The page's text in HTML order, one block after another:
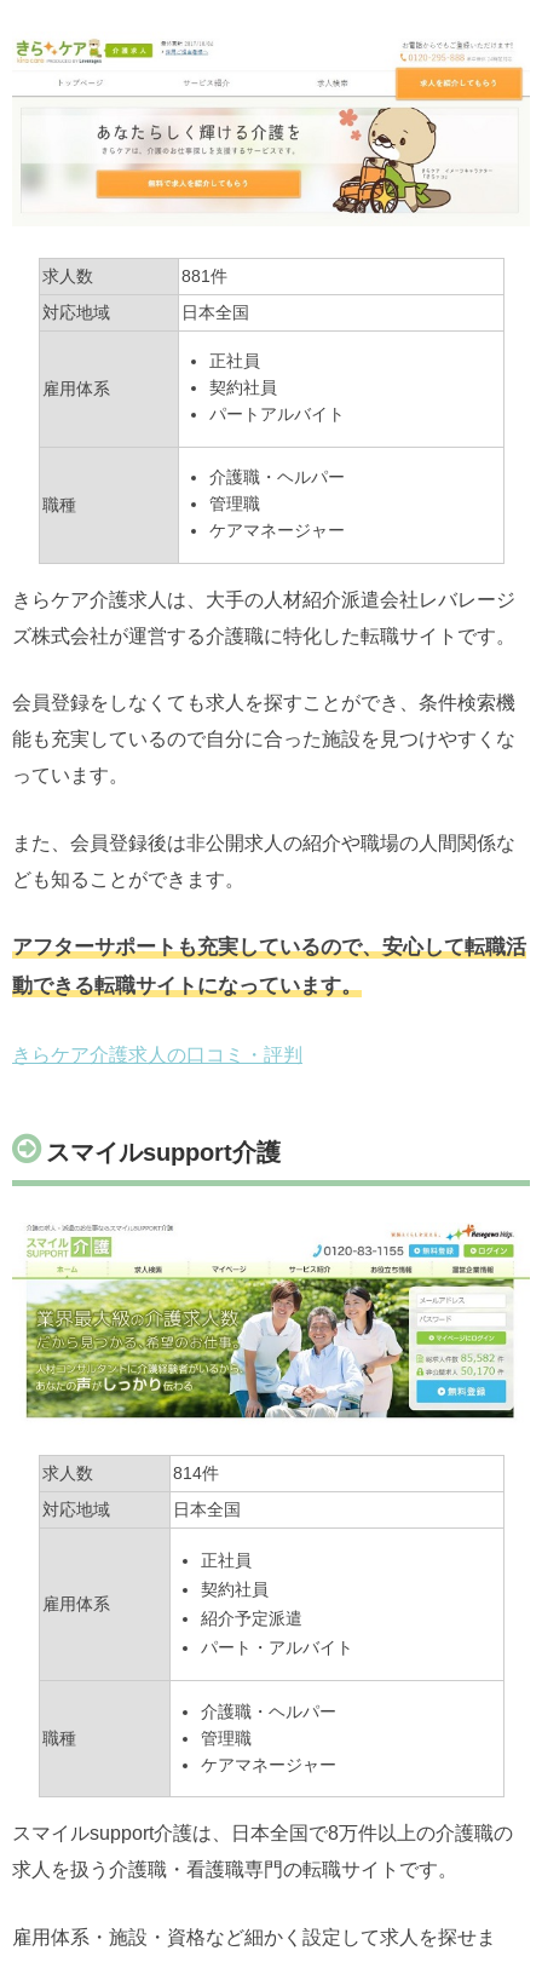
求人数
881件
対応地域
日本全国
雇用体系
正社員
契約社員
パートアルバイト
職種
介護職・ヘルパー
管理職
ケアマネージャー
きらケア介護求人は、大手の人材紹介派遣会社レバレージ
ズ株式会社が運営する介護職に特化した転職サイトです。
会員登録をしなくても求人を探すことができ、条件検索機
能も充実しているので自分に合った施設を見つけやすくな
っています。
また、会員登録後は非公開求人の紹介や職場の人間関係な
ども知ることができます。
アフターサポートも充実しているので、安心して転職活
動できる転職サイトになっています。
きらケア介護求人の口コミ・評判
スマイルsupport介護
求人数
814件
対応地域
日本全国
雇用体系
正社員
契約社員
紹介予定派遣
パート・アルバイト
職種
介護職・ヘルパー
管理職
ケアマネージャー
スマイルsupport介護は、日本全国で8万件以上の介護職の
求人を扱う介護職・看護職専門の転職サイトです。
雇用体系・施設・資格など細かく設定して求人を探せま